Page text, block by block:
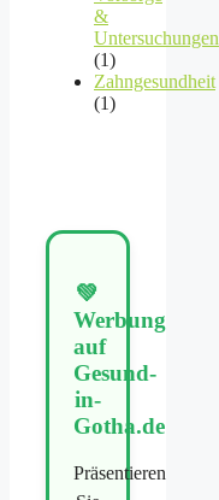
&
Untersuchungen
(1)
Zahngesundheit
(1)
💚
Werbung
auf
Gesund-
in-
Gotha.de
Präsentieren